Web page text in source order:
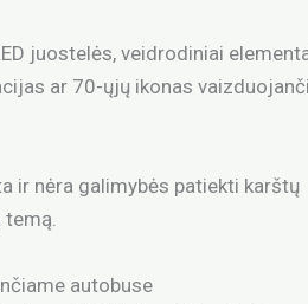
juostelės, veidrodiniai
ar 70-ųjų ikonas
ir nėra galimybės patiekti karštų
autobuse